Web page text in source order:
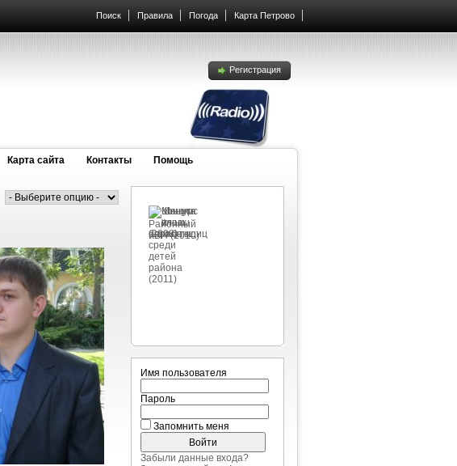
Поиск Правила Погода Карта Петрово
Регистрация
Карта сайта Контакты Помощь
Имя пользователя
Пароль
Запомнить меня
Забыли данные входа?